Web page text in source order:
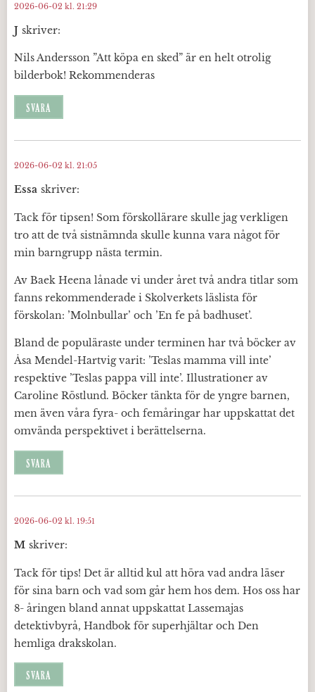
J skriver:
2026-06-02 kl. 21:29
Nils Andersson ”Att köpa en sked” är en helt otrolig
bilderbok! Rekommenderas
SVARA
Essa skriver:
2026-06-02 kl. 21:05
Tack för tipsen! Som förskollärare skulle jag verkligen
tro att de två sistnämnda skulle kunna vara något för
min barngrupp nästa termin.
Av Baek Heena lånade vi under året två andra titlar som
fanns rekommenderade i Skolverkets läslista för
förskolan: ’Molnbullar’ och ’En fe på badhuset’.
Bland de populäraste under terminen har två böcker av
Åsa Mendel-Hartvig varit: ’Teslas mamma vill inte’
respektive ’Teslas pappa vill inte’. Illustrationer av
Caroline Röstlund. Böcker tänkta för de yngre barnen,
men även våra fyra- och femåringar har uppskattat det
omvända perspektivet i berättelserna.
SVARA
M skriver:
2026-06-02 kl. 19:51
Tack för tips! Det är alltid kul att höra vad andra läser
för sina barn och vad som går hem hos dem. Hos oss har
8- åringen bland annat uppskattat Lassemajas
detektivbyrå, Handbok för superhjältar och Den
hemliga drakskolan.
SVARA